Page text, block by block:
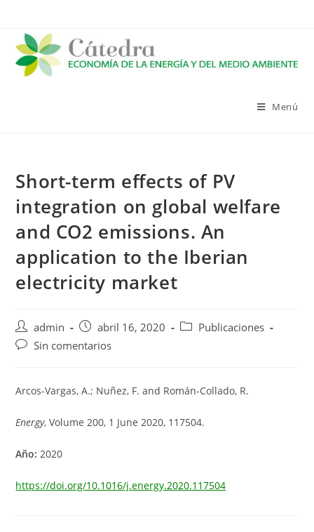
contenido
Menú
Short-term effects of PV
integration on global welfare
and CO2 emissions. An
application to the Iberian
electricity market
Autor
de
admin
Publicación
de
abril 16, 2020
Categoría
Publicaciones
Comentarios
entrada:
Sin comentarios
Arcos-Vargas, A.; Nuñez, F. and Román-Collado, R.
Energy, Volume 200, 1 June 2020, 117504.
Año:2020
https://doi.org/10.1016/j.energy.2020.117504